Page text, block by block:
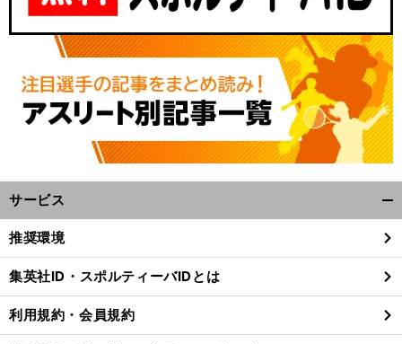
サービス
閉
る
推奨環境
集英社ID・スポルティーバIDとは
利用規約・会員規約